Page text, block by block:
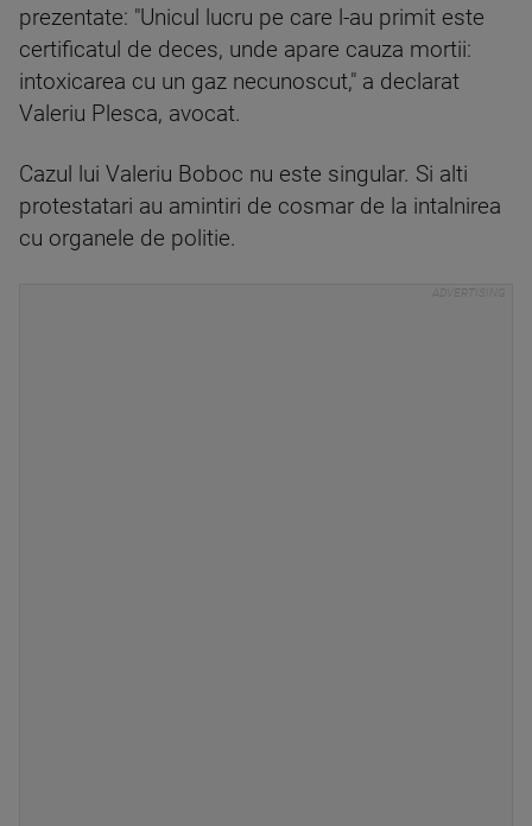
prezentate: "Unicul lucru pe care l-au primit este
certificatul de deces, unde apare cauza mortii:
intoxicarea cu un gaz necunoscut," a declarat
Valeriu Plesca, avocat.
Cazul lui Valeriu Boboc nu este singular. Si alti
protestatari au amintiri de cosmar de la intalnirea
cu organele de politie.